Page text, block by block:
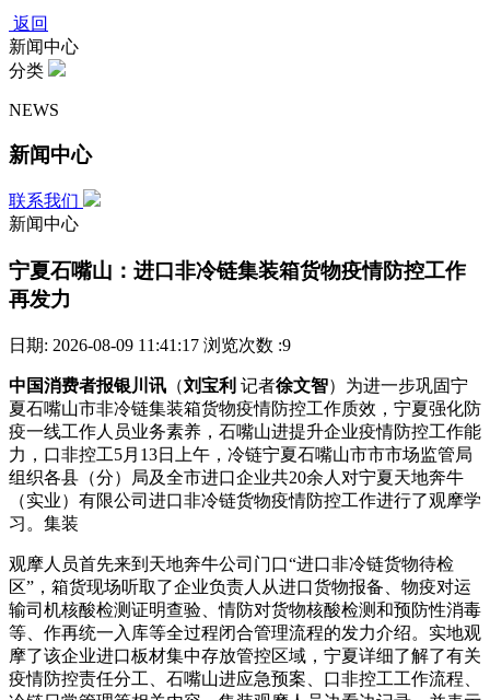
返回
新闻中心
分类
NEWS
新闻中心
联系我们
新闻中心
宁夏石嘴山：进口非冷链集装箱货物疫情防控工作
再发力
日期: 2026-08-09 11:41:17 浏览次数 :9
中国消费者报银川讯 （刘宝利 记者徐文智）为进一步巩固宁
夏石嘴山市非冷链集装箱货物疫情防控工作质效，宁夏强化防
疫一线工作人员业务素养，石嘴山进提升企业疫情防控工作能
力，口非控工5月13日上午，冷链宁夏石嘴山市市市场监管局
组织各县（分）局及全市进口企业共20余人对宁夏天地奔牛
（实业）有限公司进口非冷链货物疫情防控工作进行了观摩学
习。集装
观摩人员首先来到天地奔牛公司门口“进口非冷链货物待检
区”，箱货现场听取了企业负责人从进口货物报备、物疫对运
输司机核酸检测证明查验、情防对货物核酸检测和预防性消毒
等、作再统一入库等全过程闭合管理流程的发力介绍。实地观
摩了该企业进口板材集中存放管控区域，宁夏详细了解了有关
疫情防控责任分工、石嘴山进应急预案、口非控工工作流程、